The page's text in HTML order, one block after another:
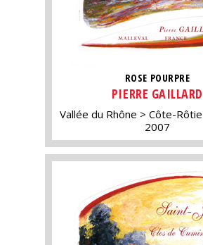
ROSE POURPRE
PIERRE GAILLARD
Vallée du Rhône Côte-Rôtie
2007